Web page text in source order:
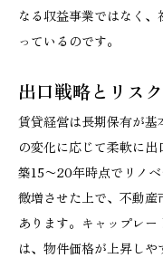
なる収益事業ではなく
っているのです。
出口戦略とリス
賃貸経営は長期保有が
の変化に応じて柔軟に
築15〜20年時点でリノ
微増させた上で、不動
あります。キャップレ
は、物件価格が上昇し